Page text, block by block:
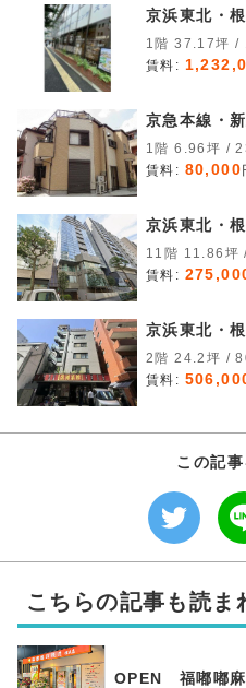
京浜東北・
1階 37.17
賃料:
京急本線・
1階 6.96坪 /
賃料: 80,000
京浜東北・
11階
賃料:
京浜東北・
2階 24.2坪 /
賃料:
この記
こちらの記事も読ま
OPEN 福嘟嘟麻